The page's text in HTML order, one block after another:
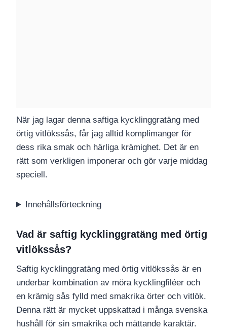
När jag lagar denna saftiga kycklinggratäng med
örtig vitlökssås, får jag alltid komplimanger för
dess rika smak och härliga krämighet. Det är en
rätt som verkligen imponerar och gör varje middag
speciell.
Innehållsförteckning
Vad är saftig kycklinggratäng med örtig
vitlökssås?
Saftig kycklinggratäng med örtig vitlökssås är en
underbar kombination av möra kycklingfiléer och
en krämig sås fylld med smakrika örter och vitlök.
Denna rätt är mycket uppskattad i många svenska
hushåll för sin smakrika och mättande karaktär.